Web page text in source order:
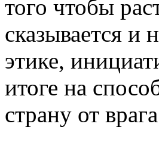
того чтобы
сказывается и
этике,
итоге на
страну от